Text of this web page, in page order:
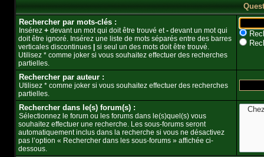
Rechercher par mots-clés :
Insérez + devant un mot qui doit être trouvé et- devant un mot qui
doit être ignoré. Insérez une liste de mots séparés entre des barres
verticales discontinues
si seul un des mots doit être trouvé.
Utilisez * comme joker si vous souhaitez effectuer des recherches
partielles.
Rechercher par auteur :
Utilisez * comme joker si vous souhaitez effectuer des recherches
partielles.
Rechercher dans le(s) forum(s) :
Sélectionnez le forum ou les forums dans le(s)quel(s) vous
souhaitez effectuer une recherche. Les sous-forums seront
automatiquement inclus dans la recherche si vous ne désactivez
pas l’option « Rechercher dans les sous-forums » affichée ci-
dessous.